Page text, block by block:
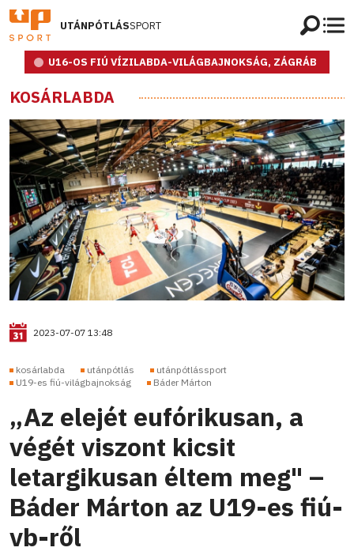
UTÁNPÓTLÁSSPORT
U16-OS FIÚ VÍZILABDA-VILÁGBAJNOKSÁG, ZÁGRÁB
KOSÁRLABDA
2023-07-07 13:48
kosárlabda utánpótlás
utánpótlássport
U19-es fiú-világbajnokság
Báder Márton
„Az elejét eufórikusan, a
végét viszont kicsit
letargikusan éltem meg" –
Báder Márton az U19-es fiú-
vb-ről